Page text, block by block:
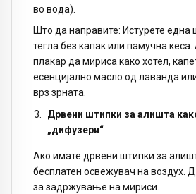
во вода).
Што да направите: Истурете една
тегла без капак или памучна
плакар да мириса како хотел,
есенцијално масло од лаванда
врз зрната.
Дрвени штипки за алишта
„дифузери“
Ако имате дрвени штипки за
бесплатен освежувач на воздух.
за задржување на мириси.